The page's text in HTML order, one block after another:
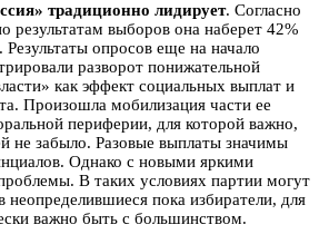
традиционно лидирует. Согласно
выборов она наберет 42%
Результаты опросов еще на начало
разворот понижательной
как эффект социальных выплат и
Произошла мобилизация части ее
периферии, для которой важно,
не забыло. Разовые выплаты значимы
Однако с новыми яркими
В таких условиях партии могут
неопределившиеся пока избиратели, для
важно быть с большинством.